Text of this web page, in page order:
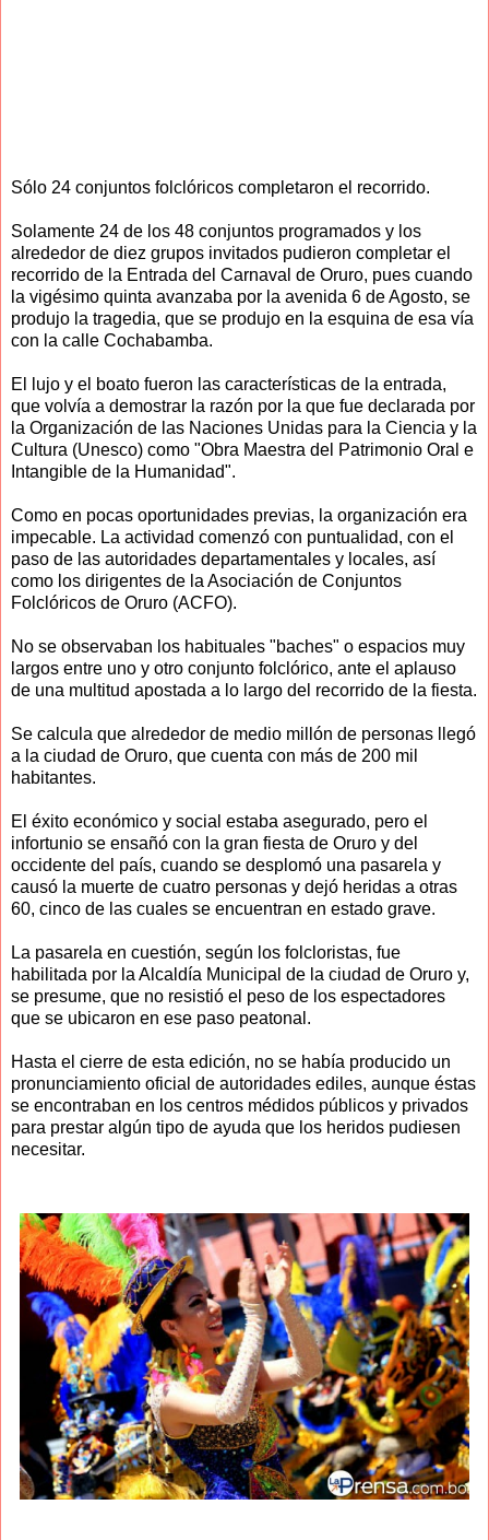
Sólo 24 conjuntos folclóricos completaron el recorrido.
Solamente 24 de los 48 conjuntos programados y los
alrededor de diez grupos invitados pudieron completar el
recorrido de la Entrada del Carnaval de Oruro, pues cuando
la vigésimo quinta avanzaba por la avenida 6 de Agosto, se
produjo la tragedia, que se produjo en la esquina de esa vía
con la calle Cochabamba.
El lujo y el boato fueron las características de la entrada,
que volvía a demostrar la razón por la que fue declarada por
la Organización de las Naciones Unidas para la Ciencia y la
Cultura (Unesco) como "Obra Maestra del Patrimonio Oral e
Intangible de la Humanidad".
Como en pocas oportunidades previas, la organización era
impecable. La actividad comenzó con puntualidad, con el
paso de las autoridades departamentales y locales, así
como los dirigentes de la Asociación de Conjuntos
Folclóricos de Oruro (ACFO).
No se observaban los habituales "baches" o espacios muy
largos entre uno y otro conjunto folclórico, ante el aplauso
de una multitud apostada a lo largo del recorrido de la fiesta.
Se calcula que alrededor de medio millón de personas llegó
a la ciudad de Oruro, que cuenta con más de 200 mil
habitantes.
El éxito económico y social estaba asegurado, pero el
infortunio se ensañó con la gran fiesta de Oruro y del
occidente del país, cuando se desplomó una pasarela y
causó la muerte de cuatro personas y dejó heridas a otras
60, cinco de las cuales se encuentran en estado grave.
La pasarela en cuestión, según los folcloristas, fue
habilitada por la Alcaldía Municipal de la ciudad de Oruro y,
se presume, que no resistió el peso de los espectadores
que se ubicaron en ese paso peatonal.
Hasta el cierre de esta edición, no se había producido un
pronunciamiento oficial de autoridades ediles, aunque éstas
se encontraban en los centros médidos públicos y privados
para prestar algún tipo de ayuda que los heridos pudiesen
necesitar.